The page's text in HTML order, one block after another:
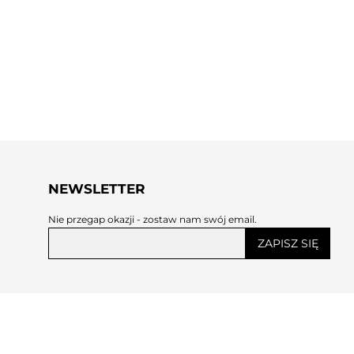
NEWSLETTER
Nie przegap okazji - zostaw nam swój email.
ZAPISZ SIĘ